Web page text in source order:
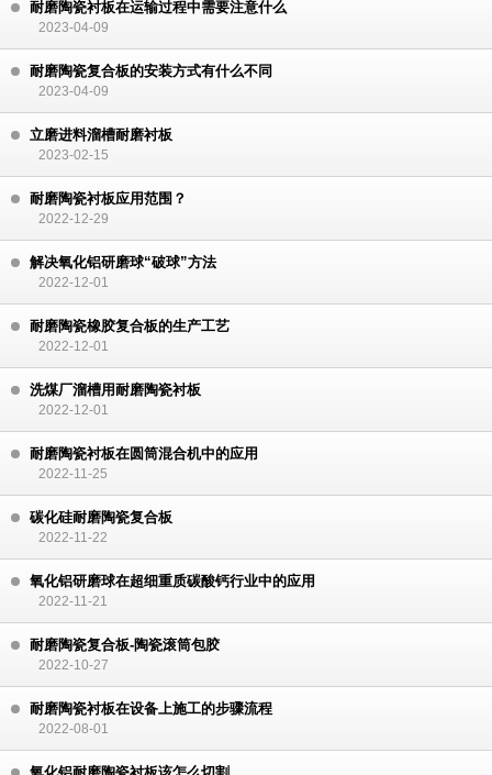
耐磨陶瓷衬板在运输过程中需要注意什么
2023-04-09
耐磨陶瓷复合板的安装方式有什么不同
2023-04-09
立磨进料溜槽耐磨衬板
2023-02-15
耐磨陶瓷衬板应用范围？
2022-12-29
解决氧化铝研磨球“破球”方法
2022-12-01
耐磨陶瓷橡胶复合板的生产工艺
2022-12-01
洗煤厂溜槽用耐磨陶瓷衬板
2022-12-01
耐磨陶瓷衬板在圆筒混合机中的应用
2022-11-25
碳化硅耐磨陶瓷复合板
2022-11-22
氧化铝研磨球在超细重质碳酸钙行业中的应用
2022-11-21
耐磨陶瓷复合板-陶瓷滚筒包胶
2022-10-27
耐磨陶瓷衬板在设备上施工的步骤流程
2022-08-01